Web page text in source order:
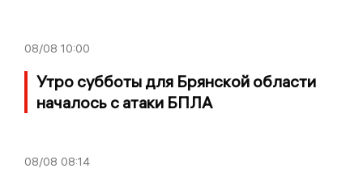
08/08 10:00
Утро субботы для Брянской области
началось с атаки БПЛА
08/08 08:14